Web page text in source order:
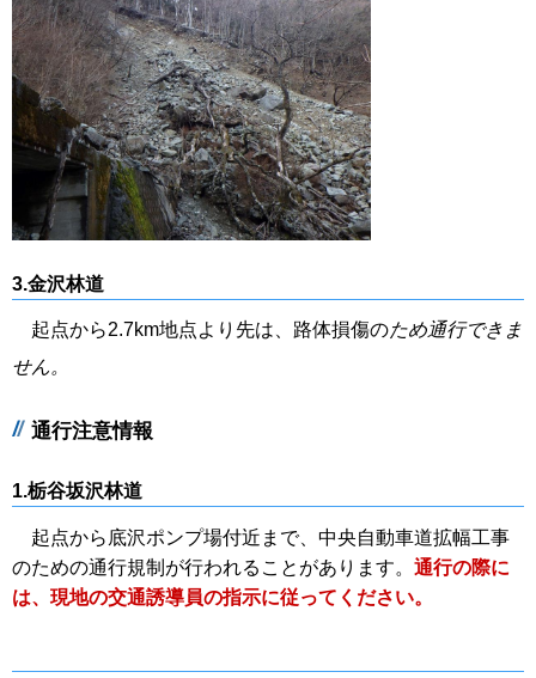
3.金沢林道
起点から2.7km地点より先は、路体損傷のため通行できま
せん。
通行注意情報
1.栃谷坂沢林道
起点から底沢ポンプ場付近まで、中央自動車道拡幅工事
のための通行規制が行われることがあります。 通行の際に
は、現地の交通誘導員の指示に従ってください。